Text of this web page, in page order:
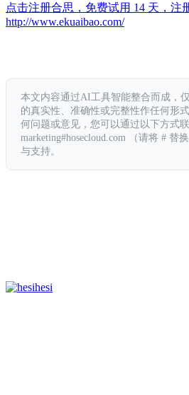
点击注册合思，免费试用 14 天，注
http://www.ekuaibao.com/
本文内容通过AI工具智能整合而成，
的真实性、准确性或完整性作任何形
何问题或意见，您可以通过以下方式
marketing#hosecloud.com （请将 # 替
与支持。
hesi